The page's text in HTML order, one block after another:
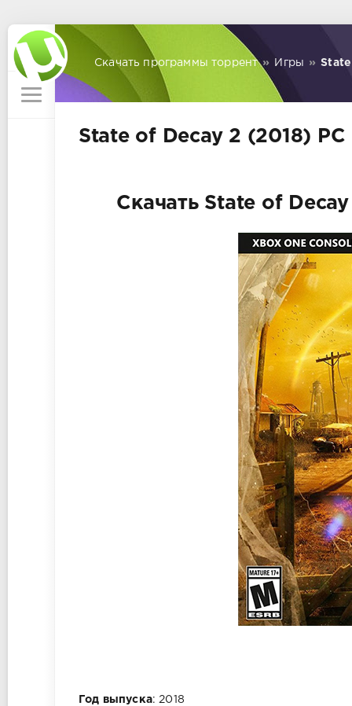
Скачать программы торрент » Игры »
State of Decay 2 (2018) PC
Скачать State of
Год выпуска: 2018